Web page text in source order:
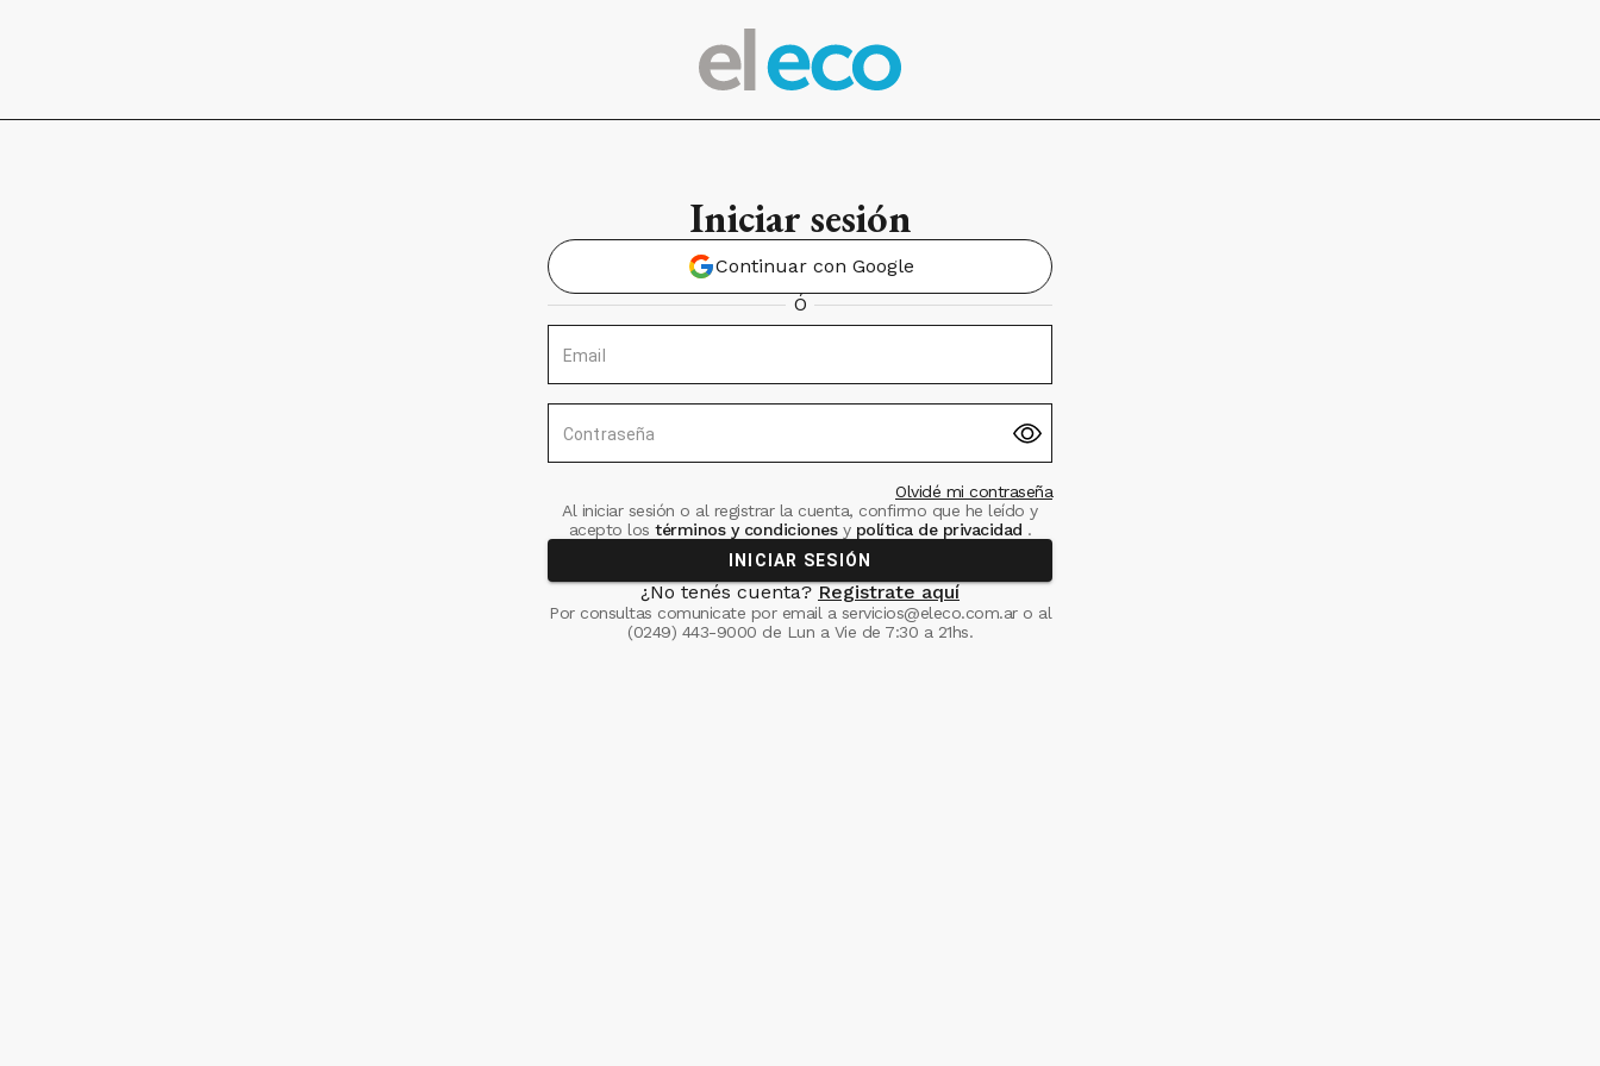
Iniciar sesión
Continuar con Google
Ó
Email
Contraseña
Olvidé mi contraseña
Al iniciar sesión o al registrar la cuenta, confirmo que he leído y
acepto los términos y condiciones ypolítica de privacidad .
INICIAR SESIÓN
¿No tenés cuenta? Registrate aquí
Por consultas comunicate por email a servicios@eleco.com.aro al
(0249) 443-9000 de Lun a Vie de 7:30 a 21hs.